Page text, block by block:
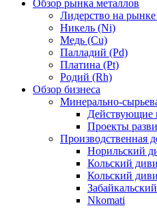
Обзор рынка металлов
Лидерство на рынке
Никель (Ni)
Медь (Cu)
Палладий (Pd)
Платина (Pt)
Родий (Rh)
Обзор бизнеса
Минерально-
Действующие
Проекты
Производственная
Норильский
Кольский
Кольский
Nkomati